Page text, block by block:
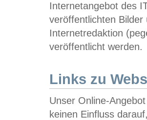
Internetangebot des
veröffentlichten
Internetredaktion
veröffentlicht werden.
Links zu
Unser Online-
keinen Einfluss